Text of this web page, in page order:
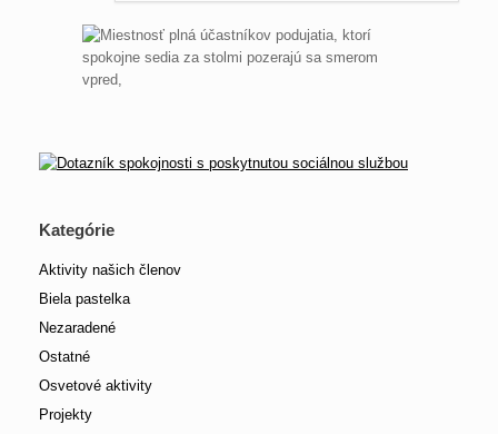
Kategórie
Aktivity našich členov
Biela pastelka
Nezaradené
Ostatné
Osvetové aktivity
Projekty